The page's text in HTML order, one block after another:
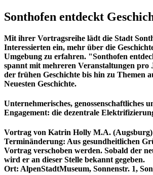
Sonthofen entdeckt
Mit ihrer Vortragsreihe lädt die Stadt
Interessierten ein, mehr über die
Umgebung zu erfahren. "Sonthofen
spannt mit mehreren Veranstaltungen pro
der frühen Geschichte bis hin zu Themen
Neuesten Geschichte.
Unternehmerisches, genossenschaftliches
Engagement: die dezentrale
Vortrag von Katrin Holly M.A. (Augsburg)
Terminänderung: Aus gesundheitlichen
Vortrag verschoben werden. Sobald der
wird er an dieser Stelle bekannt gegeben.
Ort: AlpenStadtMuseum, Sonnenstr. 1,